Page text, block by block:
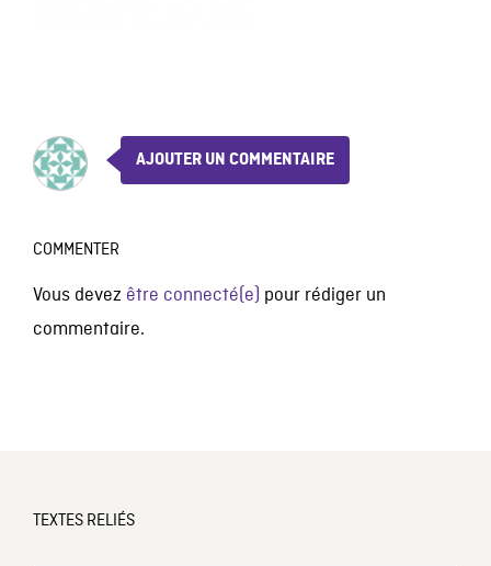
AJOUTER UN COMMENTAIRE
COMMENTER
Vous devez être connecté(e) pour rédiger un
commentaire.
TEXTES RELIÉS